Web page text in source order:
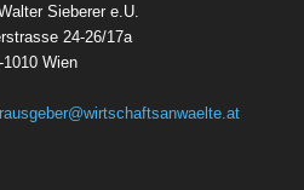
Sieberer e.U.
24-26/17a
1010 Wien